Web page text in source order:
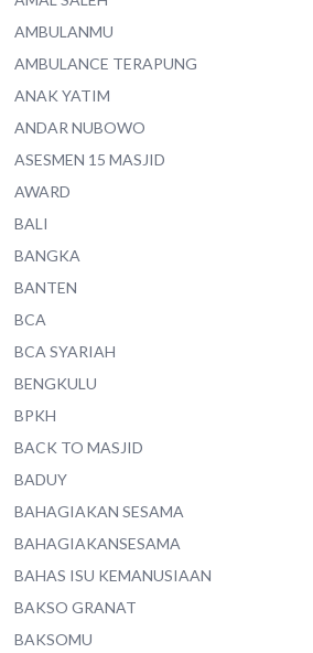
AMBULANMU
AMBULANCE TERAPUNG
ANAK YATIM
ANDAR NUBOWO
ASESMEN 15 MASJID
AWARD
BALI
BANGKA
BANTEN
BCA
BCA SYARIAH
BENGKULU
BPKH
BACK TO MASJID
BADUY
BAHAGIAKAN SESAMA
BAHAGIAKANSESAMA
BAHAS ISU KEMANUSIAAN
BAKSO GRANAT
BAKSOMU